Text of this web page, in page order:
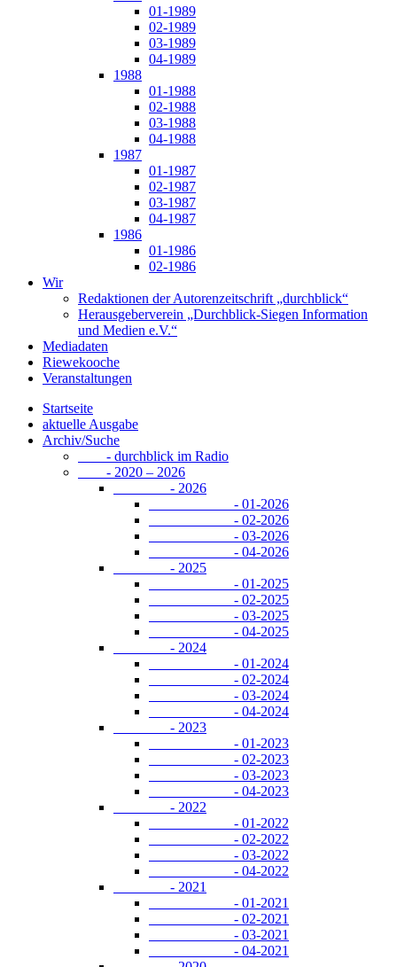
01-1989
02-1989
03-1989
04-1989
1988
01-1988
02-1988
03-1988
04-1988
1987
01-1987
02-1987
03-1987
04-1987
1986
01-1986
02-1986
Wir
Redaktionen der Autorenzeitschrift „durchblick“
Herausgeberverein „Durchblick-Siegen Information
und Medien e.V.“
Mediadaten
Riewekooche
Veranstaltungen
Startseite
aktuelle Ausgabe
Archiv/Suche
- durchblick im Radio
- 2020 – 2026
- 2026
- 01-2026
- 02-2026
- 03-2026
- 04-2026
- 2025
- 01-2025
- 02-2025
- 03-2025
- 04-2025
- 2024
- 01-2024
- 02-2024
- 03-2024
- 04-2024
- 2023
- 01-2023
- 02-2023
- 03-2023
- 04-2023
- 2022
- 01-2022
- 02-2022
- 03-2022
- 04-2022
- 2021
- 01-2021
- 02-2021
- 03-2021
- 04-2021